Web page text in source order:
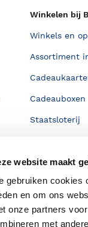
website maakt
gebruiken cookies
en om ons
onze partners
met
Winkelen bij
Winkels en
Assortiment
Cadeauboxen
Staatsloterij